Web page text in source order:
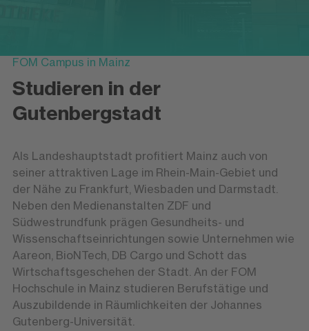
FOM Campus in Mainz
Studieren in der
Gutenbergstadt
Als Landeshauptstadt profitiert Mainz auch von
seiner attraktiven Lage im Rhein-Main-Gebiet und
der Nähe zu Frankfurt, Wiesbaden und Darmstadt.
Neben den Medienanstalten ZDF und
Südwestrundfunk prägen Gesundheits- und
Wissenschaftseinrichtungen sowie Unternehmen wie
Aareon, BioNTech, DB Cargo und Schott das
Wirtschaftsgeschehen der Stadt. An der FOM
Hochschule in Mainz studieren Berufstätige und
Auszubildende in Räumlichkeiten der Johannes
Gutenberg-Universität.